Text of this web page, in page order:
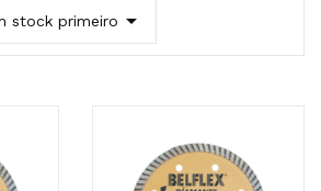
stock primeiro 